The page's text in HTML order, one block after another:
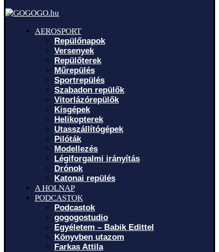
AEROSPORT
Repülőnapok
Versenyek
Repülőterek
Műrepülés
Sportrepülés
Szabadon repülők
Vitorlázórepülők
Kisgépek
Helikopterek
Utasszállítógépek
Pilóták
Modellezés
Légiforgalmi irányítás
Drónok
Katonai repülés
A HOLNAP
PODCASTOK
Podcastok
gogogostudio
Egyéletem – Babik Edittel
Könyvben utazom
Farkas Attila